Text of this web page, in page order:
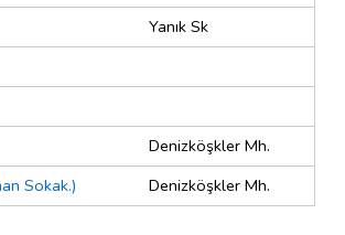
Yanık Sk
Denizköşkler Mh.
Sokak.)
Denizköşkler Mh.